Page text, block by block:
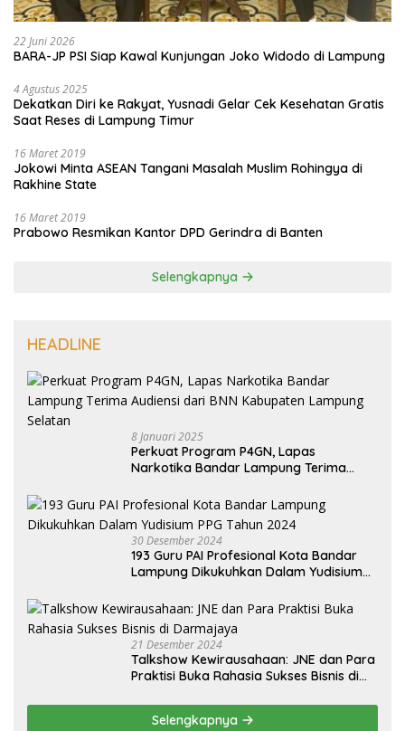
22 Juni 2026
BARA-JP PSI Siap Kawal Kunjungan Joko Widodo di Lampung
4 Agustus 2025
Dekatkan Diri ke Rakyat, Yusnadi Gelar Cek Kesehatan Gratis
Saat Reses di Lampung Timur
16 Maret 2019
Jokowi Minta ASEAN Tangani Masalah Muslim Rohingya di
Rakhine State
16 Maret 2019
Prabowo Resmikan Kantor DPD Gerindra di Banten
Selengkapnya
HEADLINE
8 Januari 2025
Perkuat Program P4GN, Lapas
Narkotika Bandar Lampung Terima
Selatan
30 Desember 2024
193 Guru PAI Profesional Kota Bandar
Lampung Dikukuhkan Dalam Yudisium
21 Desember 2024
Talkshow Kewirausahaan: JNE dan Para
Praktisi Buka Rahasia Sukses Bisnis di
Selengkapnya